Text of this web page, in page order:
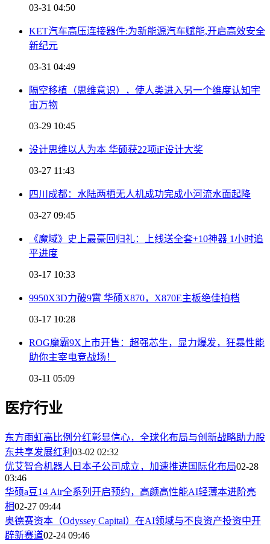
03-31 04:50
KET汽车高压连接器件:为新能源汽车赋能,开启高效安全
新纪元
03-31 04:49
隔空移植（思维意识），使人类进入另一个维度认知宇
宙万物
03-29 10:45
设计思维以人为本 华硕获22项iF设计大奖
03-27 11:43
四川成都：水陆两栖无人机成功完成小河流水面起降
03-27 09:45
《魔域》史上最豪回归礼：上线送全套+10神器 1小时追
平进度
03-17 10:33
9950X3D力破9霄 华硕X870，X870E主板绝佳拍档
03-17 10:28
ROG魔霸9X上市开售：超强芯生，显力爆发，狂暴性能
助你主宰电竞战场！
03-11 05:09
医疗行业
东方雨虹高比例分红彰显信心，全球化布局与创新战略助力股
东共享发展红利 03-02 02:32
优艾智合机器人日本子公司成立，加速推进国际化布局02-28
03:46
华硕a豆14 Air全系列开启预约，高颜高性能AI轻薄本进阶亮
相02-27 09:44
奥德赛资本（Odyssey Capital）在AI领域与不良资产投资中开
辟新赛道02-24 09:46